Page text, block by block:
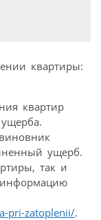
квартир
ущерб.
так и
pri-zatoplenii/.